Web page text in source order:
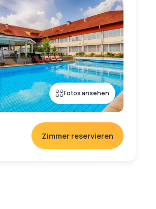
Fotos ansehen
Zimmer reservieren